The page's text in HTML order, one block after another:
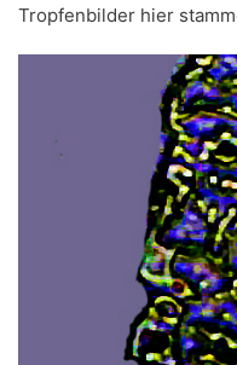
Tropfenbilder hier